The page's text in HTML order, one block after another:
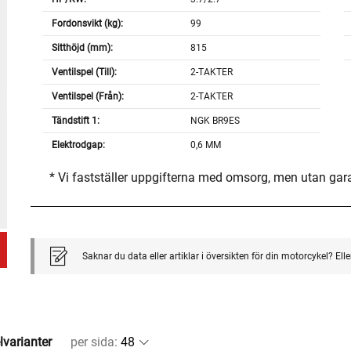
Fordonsvikt (kg): 99
Sitthöjd (mm): 815
Ventilspel (Till): 2-TAKTER
Ventilspel (Från): 2-TAKTER
Tändstift 1: NGK BR9ES
Elektrodgap: 0,6 MM
* Vi fastställer uppgifterna med omsorg, men utan
Saknar du data eller artiklar i översikten för din motorcykel?
per sida: